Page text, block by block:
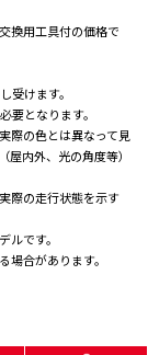
換用工具付の価格で
受けます。
となります。
際の色とは異なって見
内外、光の角度等）
際の走行状態を示す
です。
合があります。